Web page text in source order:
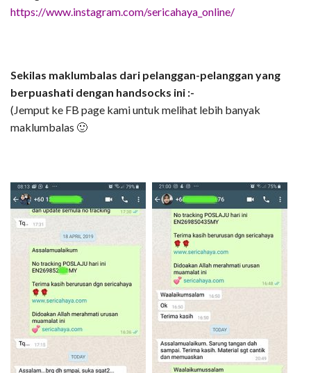
https://www.instagram.com/sericahaya_online/
Sekilas maklumbalas dari pelanggan-pelanggan yang
berpuashati dengan handsocks ini :-
(Jemput ke FB page kami untuk melihat lebih banyak
maklumbalas 🙂